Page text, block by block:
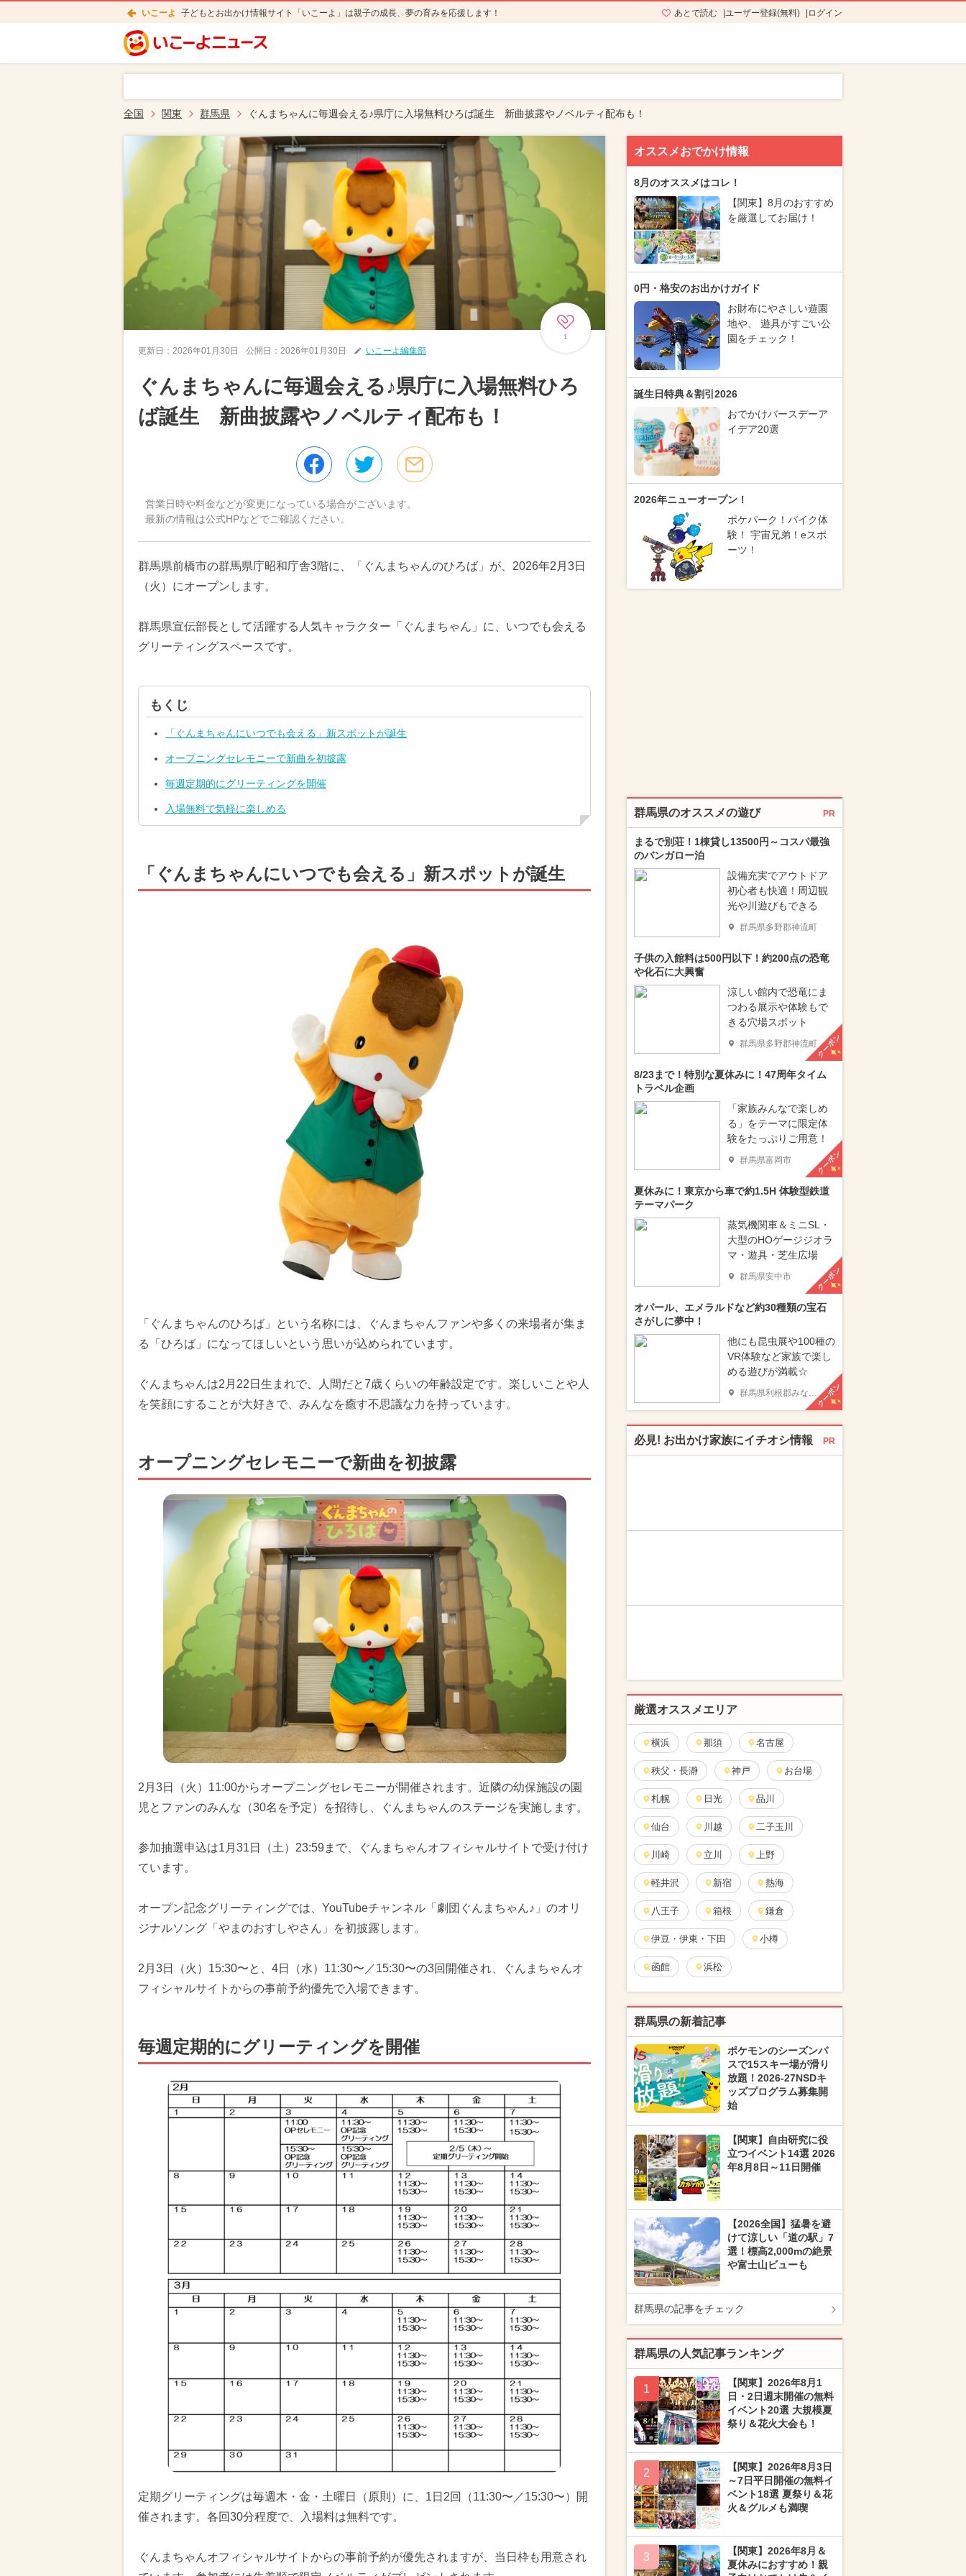
いこーよ 子どもとお出かけ情報サイト「いこーよ」は親子の成長、夢の育みを応援します！ あとで読む ユーザー登録(無料) ログイン
全国 関東 群馬県 ぐんまちゃんに毎週会える♪県庁に入場無料ひろば誕生 新曲披露やノベルティ配布も！
1
更新日： 2026年01月30日 公開日： 2026年01月30日 いこーよ編集部
ぐんまちゃんに毎週会える♪県庁に入場無料ひろ
ば誕生 新曲披露やノベルティ配布も！
営業日時や料金などが変更になっている場合がございます。
最新の情報は公式HPなどでご確認ください。
群馬県前橋市の群馬県庁昭和庁舎3階に、「ぐんまちゃんのひろば」が、2026年2月3日
（火）にオープンします。
群馬県宣伝部長として活躍する人気キャラクター「ぐんまちゃん」に、いつでも会える
グリーティングスペースです。
もくじ
「ぐんまちゃんにいつでも会える」新スポットが誕生
オープニングセレモニーで新曲を初披露
毎週定期的にグリーティングを開催
入場無料で気軽に楽しめる
「ぐんまちゃんにいつでも会える」新スポットが誕生
「ぐんまちゃんのひろば」という名称には、ぐんまちゃんファンや多くの来場者が集ま
る「ひろば」になってほしいという思いが込められています。
ぐんまちゃんは2月22日生まれで、人間だと7歳くらいの年齢設定です。楽しいことや人
を笑顔にすることが大好きで、みんなを癒す不思議な力を持っています。
オープニングセレモニーで新曲を初披露
2月3日（火）11:00からオープニングセレモニーが開催されます。近隣の幼保施設の園
児とファンのみんな（30名を予定）を招待し、ぐんまちゃんのステージを実施します。
参加抽選申込は1月31日（土）23:59まで、ぐんまちゃんオフィシャルサイトで受け付け
ています。
オープン記念グリーティングでは、YouTubeチャンネル「劇団ぐんまちゃん♪」のオリ
ジナルソング「やまのおすしやさん」を初披露します。
2月3日（火）15:30〜と、4日（水）11:30〜／15:30〜の3回開催され、ぐんまちゃんオ
フィシャルサイトからの事前予約優先で入場できます。
毎週定期的にグリーティングを開催
定期グリーティングは毎週木・金・土曜日（原則）に、1日2回（11:30〜／15:30〜）開
催されます。各回30分程度で、入場料は無料です。
ぐんまちゃんオフィシャルサイトからの事前予約が優先されますが、当日枠も用意され
オススメおでかけ情報
8月のオススメはコレ！
【関東】8月のおすすめ
を厳選してお届け！
0円・格安のお出かけガイド
お財布にやさしい遊園
地や、 遊具がすごい公
園をチェック！
誕生日特典＆割引2026
おでかけバースデーア
イデア20選
2026年ニューオープン！
ポケパーク！バイク体
験！ 宇宙兄弟！eスポ
ーツ！
群馬県のオススメの遊び PR
まるで別荘！1棟貸し13500円～コスパ最強
のバンガロー泊
設備充実でアウトドア
初心者も快適！周辺観
光や川遊びもできる
群馬県多野郡神流町
子供の入館料は500円以下！約200点の恐竜
や化石に大興奮
涼しい館内で恐竜にま
つわる展示や体験もで
きる穴場スポット
群馬県多野郡神流町クーポン
8/23まで！特別な夏休みに！47周年タイム
トラベル企画
「家族みんなで楽しめ
る」をテーマに限定体
験をたっぷりご用意！
群馬県富岡市 クーポン
夏休みに！東京から車で約1.5H 体験型鉄道
テーマパーク
蒸気機関車＆ミニSL・
大型のHOゲージジオラ
マ・遊具・芝生広場
群馬県安中市 クーポン
オパール、エメラルドなど約30種類の宝石
さがしに夢中！
他にも昆虫展や100種の
VR体験など家族で楽し
める遊びが満載☆
群馬県利根郡みなかみ町 クーポン
必見! お出かけ家族にイチオシ情報 PR
厳選オススメエリア
横浜 那須 名古屋
秩父・長瀞 神戸 お台場
札幌 日光 品川
仙台 川越 二子玉川
川崎 立川 上野
軽井沢 新宿 熱海
八王子 箱根 鎌倉
伊豆・伊東・下田 小樽
函館 浜松
群馬県の新着記事
ポケモンのシーズンパ
スで15スキー場が滑り
放題！2026-27NSDキ
ッズプログラム募集開
始
【関東】自由研究に役
立つイベント14選 2026
年8月8日～11日開催
【2026全国】猛暑を避
けて涼しい「道の駅」7
選！標高2,000mの絶景
や富士山ビューも
群馬県の記事をチェック
群馬県の人気記事ランキング
1
【関東】2026年8月1
日・2日週末開催の無料
イベント20選 大規模夏
祭り＆花火大会も！
2
【関東】2026年8月3日
～7日平日開催の無料イ
ベント18選 夏祭り＆花
火＆グルメも満喫
3
【関東】2026年8月＆
夏休みにおすすめ！親